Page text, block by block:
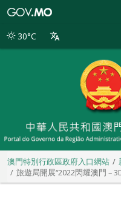
別
30°C
澳門特別行政區政府入口網站
旅遊局開展“2022閃耀澳門 –